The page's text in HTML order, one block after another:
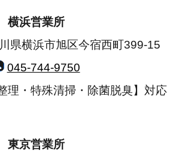
横浜営業所
県横浜市旭区今宿西町399-15
045-744-9750
理・特殊清掃・除菌脱臭】対応
東京営業所